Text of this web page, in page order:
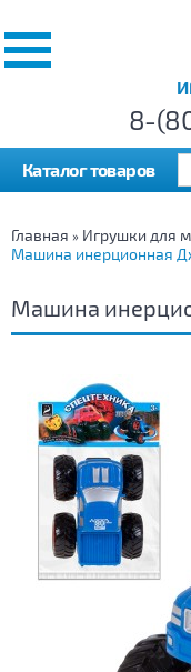
8-
Каталог товаров
Главная » Игрушки для
Машина инерционная
Машина